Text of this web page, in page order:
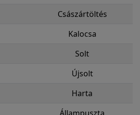
Császártöltés
Kalocsa
Solt
Újsolt
Harta